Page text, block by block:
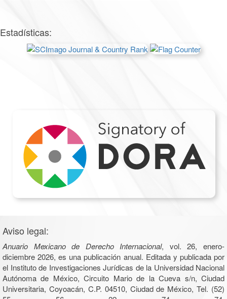
Estadísticas:
Aviso legal:
Anuario Mexicano de Derecho Internacional, vol. 26, enero-
diciembre 2026, es una publicación anual. Editada y publicada por
el Instituto de Investigaciones Jurídicas de la Universidad Nacional
Autónoma de México, Circuito Mario de la Cueva s/n, Ciudad
Universitaria, Coyoacán, C.P. 04510, Ciudad de México, Tel. (52)